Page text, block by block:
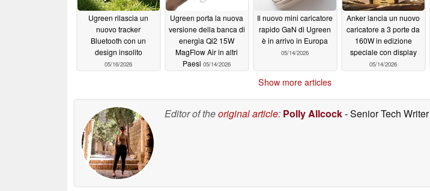
Ugreen rilascia un
nuovo tracker
Bluetooth con un
design insolito
05/16/2026
Ugreen porta la nuova
versione della banca di
energia Qi2 15W
MagFlow Air in altri
Paesi 05/14/2026
Il nuovo mini caricatore
rapido GaN di Ugreen
è in arrivo in Europa
05/14/2026
Anker lancia un nuovo
caricatore a 3 porte da
160W in edizione
speciale con display
05/14/2026
Show more articles
Editor of theoriginal article: Polly Allcock- Senior Tech Writer